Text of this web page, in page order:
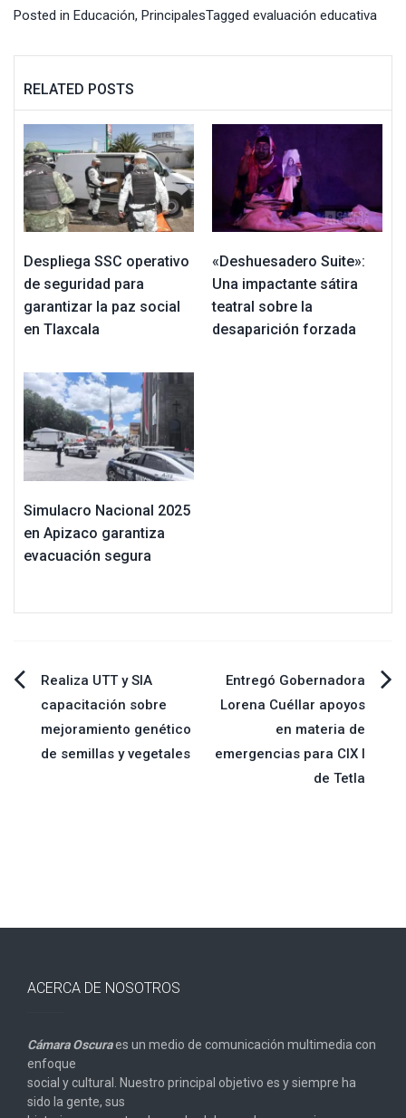
Posted in Educación, PrincipalesTagged evaluación educativa
RELATED POSTS
Despliega SSC operativo
de seguridad para
garantizar la paz social
en Tlaxcala
«Deshuesadero Suite»:
Una impactante sátira
teatral sobre la
desaparición forzada
Simulacro Nacional 2025
en Apizaco garantiza
evacuación segura
Navegación
de
entradas
Realiza UTT y SIA
capacitación sobre
mejoramiento genético
de semillas y vegetales
Entregó Gobernadora
Lorena Cuéllar apoyos
en materia de
emergencias para CIX I
de Tetla
ACERCA DE NOSOTROS
Cámara Oscuraes un medio de comunicación multimedia con
enfoque
social y cultural. Nuestro principal objetivo es y siempre ha
sido la gente, sus